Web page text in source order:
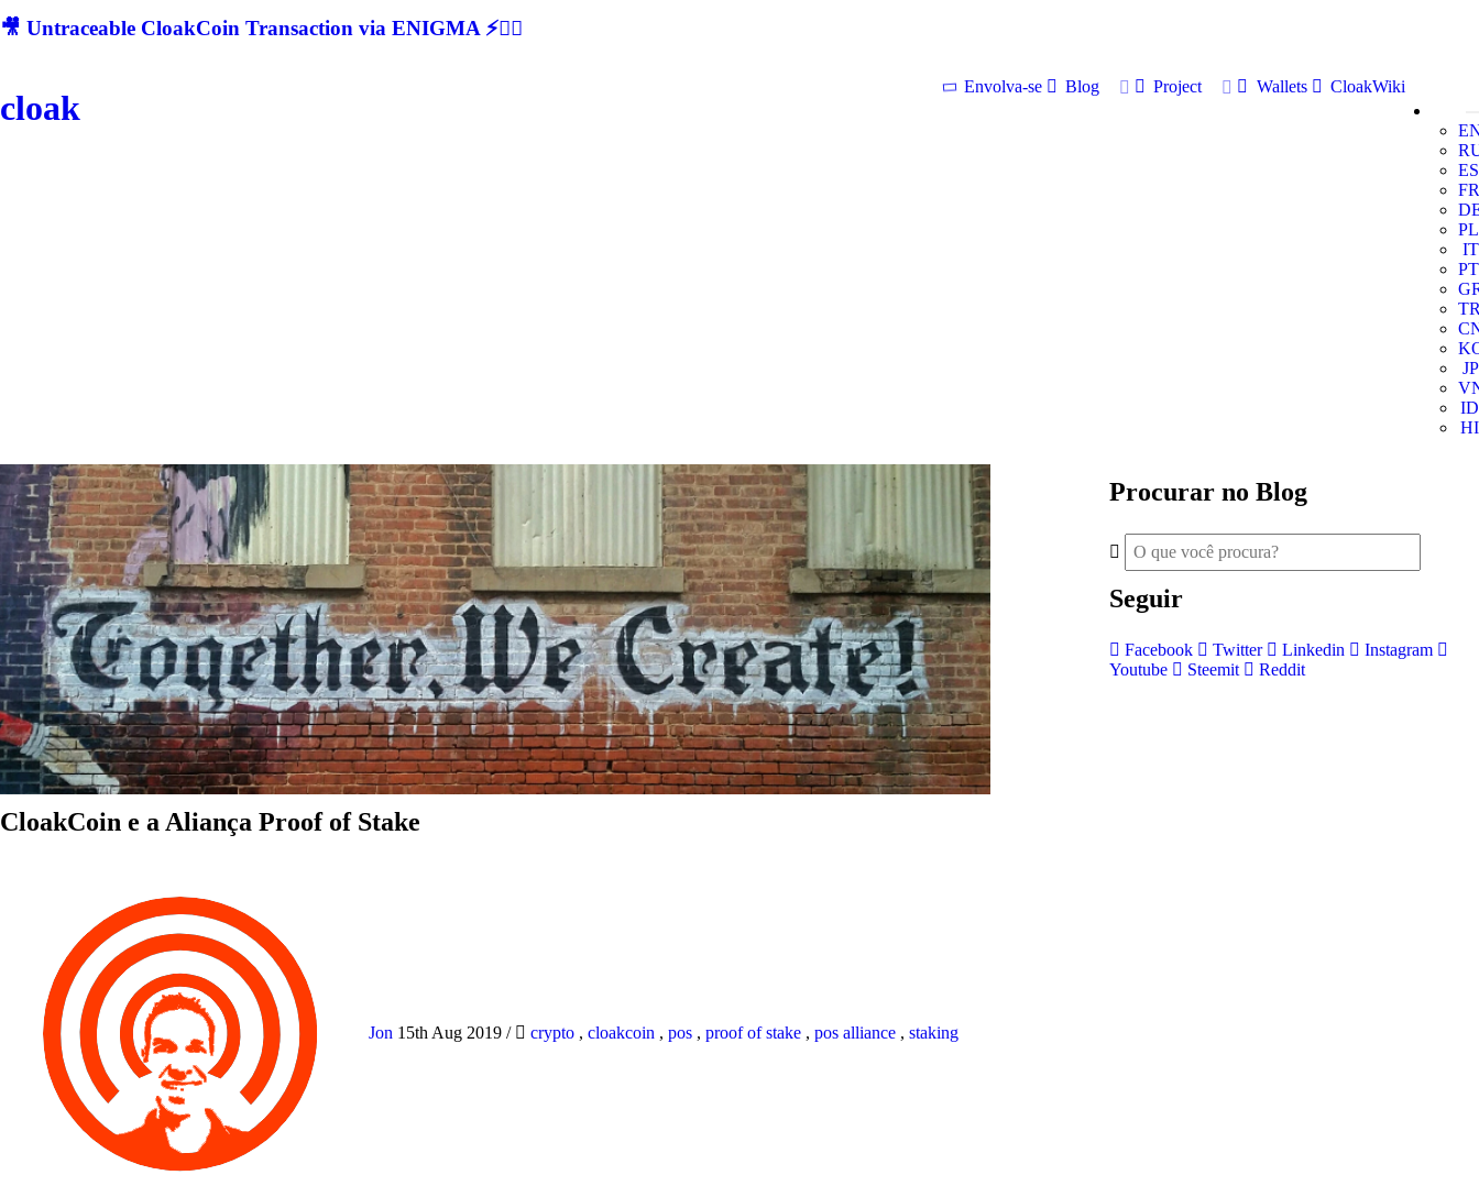
🎥 Untraceable CloakCoin Transaction via ENIGMA ⚡🕵‍♂
cloak
Envolva-se Blog Project Wallets
CloakWiki
ES
FR
PL
IT
PT
JP
ID
HI
CloakCoin e a Aliança Proof of Stake
Jon 15th Aug 2019 / crypto , cloakcoin , pos , proof of stake , pos alliance , staking
Procurar no Blog
Seguir
Facebook Twitter Linkedin
Instagram
Youtube
Steemit Reddit